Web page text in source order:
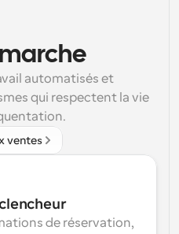
avec des appels
par l'IA
et les rappels
nouvelles et mises à
quelques minutes
avec plusieurs
automatisés et
qui respectent la vie
ventes
de réservation,